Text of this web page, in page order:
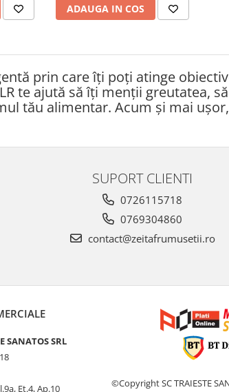
ADAUGA IN COS
prin care îți poți atinge
te ajută să îți menții greutatea,
tău alimentar. Acum și mai
SUPORT CLIENTI
0726115718
0769304860
contact@zeitafrumusetii.ro
SANATOS SRL
Et.4, Ap.10
©Copyright SC TRAIESTE